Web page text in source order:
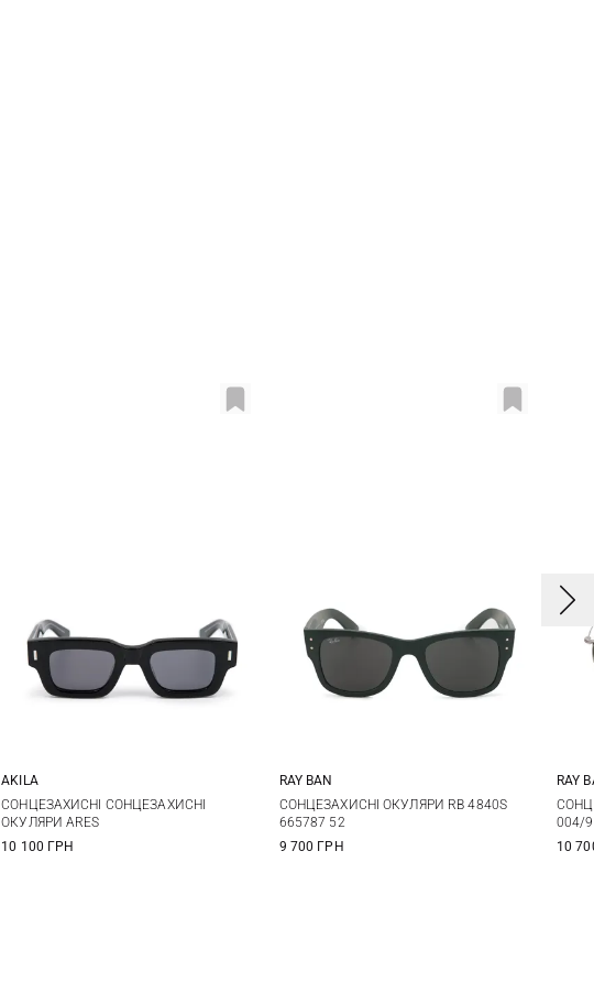
One size
AKILA
СОНЦЕЗАХИСНІ СОНЦЕЗАХИСНІ
ОКУЛЯРИ ARES
10 100 ГРН
One size
RAY BAN
СОНЦЕЗАХИСНІ ОКУЛЯРИ RB 4840S
665787 52
9 700 ГРН
RAY
004/
10